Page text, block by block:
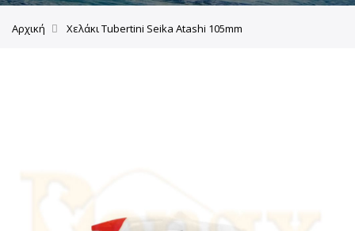
Αρχική Χελάκι Tubertini Seika Atashi 105mm